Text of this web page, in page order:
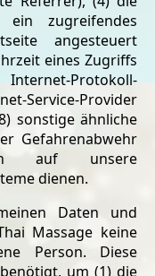
ein zugreifendes
angesteuert
eines Zugriffs
Protokoll-
Service-Provider
sonstige ähnliche
Gefahrenabwehr
auf unsere
dienen.
Daten und
Massage keine
Person. Diese
um (1) die